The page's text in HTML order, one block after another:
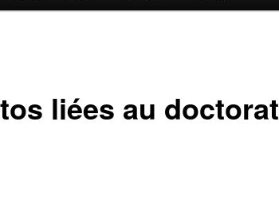
liées au doctorat